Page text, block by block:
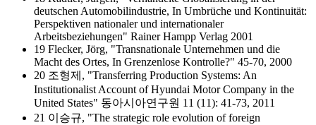
deutschen Automobilindustrie, In Umbrüche und Kontinuität:
Perspektiven nationaler und internationaler
Arbeitsbeziehungen" Rainer Hampp Verlag 2001
19 Flecker, Jörg, "Transnationale Unternehmen und die
Macht des Ortes, In Grenzenlose Kontrolle?" 45-70, 2000
20 조형제, "Transferring Production Systems: An
Institutionalist Account of Hyundai Motor Company in the
United States" 동아시아연구원 11 (11): 41-73, 2011
21 이승규, "The strategic role evolution of foreign